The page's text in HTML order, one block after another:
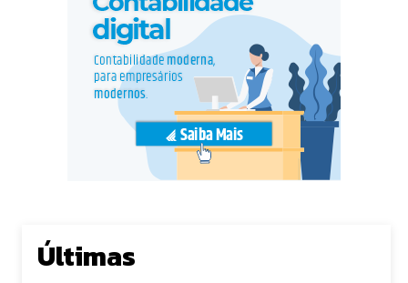
Últimas